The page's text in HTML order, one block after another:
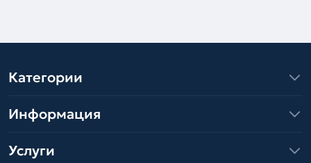
Категории
Информация
Услуги